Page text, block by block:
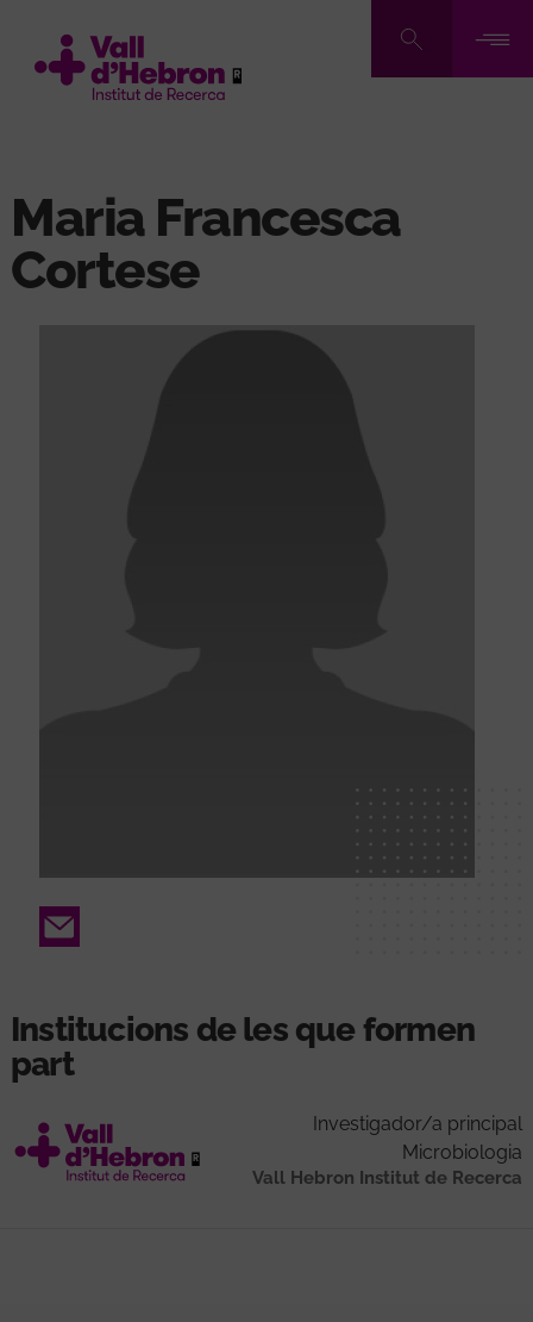
contingut
Maria Francesca
Cortese
Email
Institucions de les que formen
part
Investigador/a principal
Microbiologia
Vall Hebron Institut de Recerca